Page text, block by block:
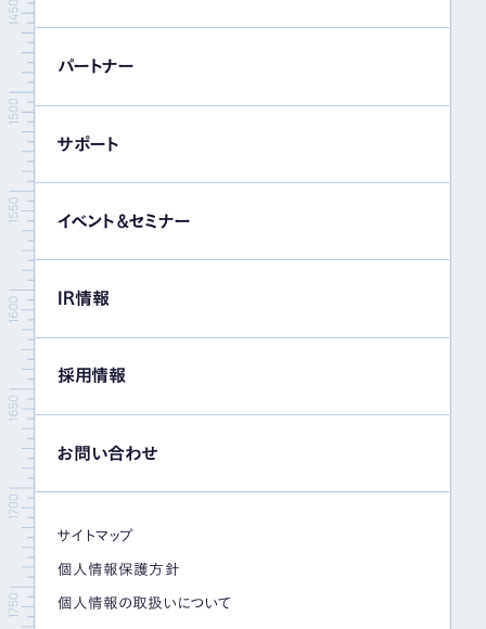
パートナー
サポート
イベント＆セミナー
IR情報
採用情報
お問い合わせ
サイトマップ
個人情報保護方針
個人情報の取扱いについて